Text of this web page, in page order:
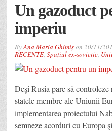
Un gazoduct
imperiu
ByAna Maria Ghimișon 20/11/
RECENTE, Spațiul ex-sovietic,
Deşi Rusia pare să
statele membre ale Uniunii
implementarea proiectului
semneze acorduri cu Europa